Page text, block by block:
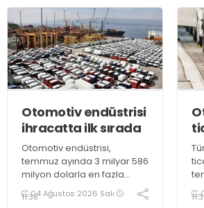
edildiğini açıkladı
Otomotiv endüstrisi
ihracatta ilk sırada
Otomotiv endüstrisi,
temmuz ayında 3 milyar 586
milyon dolarla en fazla
ihracata imza atan sektör
olarak kayıtlara geçti
04 Ağustos 2026 Salı
11:38